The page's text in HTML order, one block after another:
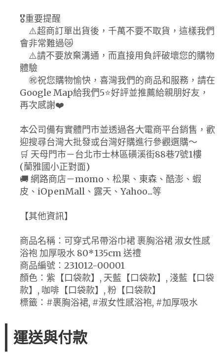
🎖️重要提醒
⚠️超商訂單出貨後，千萬不要不取貨，這樣我們
會非常難過😿
⚠️請不要放棄溝通，而直接用負評破壞您的購物
體驗
㊗️祝您購物愉快，喜灣我們的商品和服務，請在
Google Map給我們5⭐好評並推薦給親朋好友，
再次感謝❤️
本公司備有實體門市並透過各大電商平台銷售，歡
迎搜尋台灣大批發或台灣好購進行參觀選購～
🛒 天母門市－台北市士林區磺溪街88巷7號1樓
(蘭雅國小正對面)
🚚 網路商店－momo、松果、東森、酷澎、蝦
皮、iOpenMall、露天、Yahoo...等
【其他資訊】
商品名稱：可穿式吊帶浴巾裙 裹胸浴裙 淑女性感
浴袍 加厚吸水 80*135cm 送禮
商品編號：231012-00001
顏色：紫【口袋款】, 天藍【口袋款】, 淺藍【口袋
款】, 咖啡【口袋款】, 粉【口袋款】
標籤：#裹胸浴裙, #淑女性感浴袍, #加厚吸水
運送與付款